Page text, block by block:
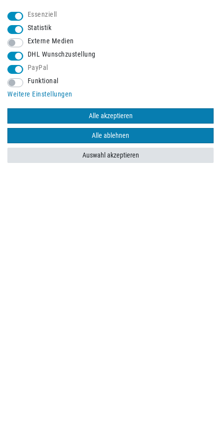
Schneller Versand mit
Essenziell
Statistik
Externe Medien
DHL Wunschzustellung
PayPal
Funktional
Weitere Einstellungen
Alle akzeptieren
Alle ablehnen
Auswahl akzeptieren